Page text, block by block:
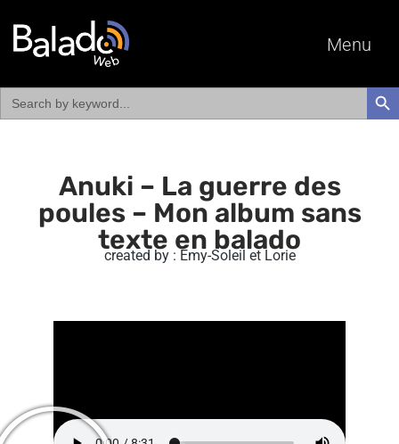
Menu
Search
for:
Anuki – La guerre des
poules – Mon album sans
texte en balado
created by : Emy-Soleil et Lorie